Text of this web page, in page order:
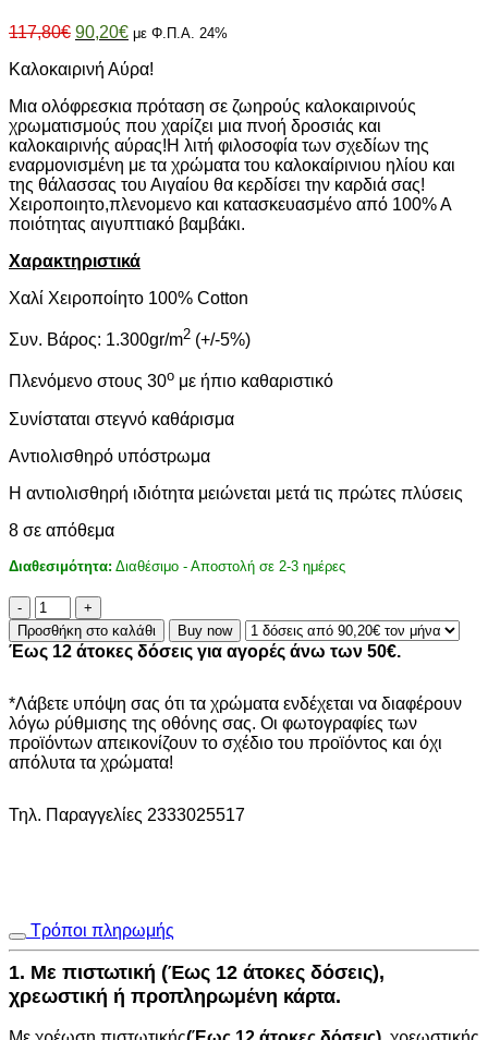
117,80€ Original
was:
90,20€Η
τιμή
90,20€.
με Φ.Π.Α. 24%
Καλοκαιρινή Αύρα!
Μια ολόφρεσκια πρόταση σε ζωηρούς καλοκαιρινούς
χρωματισμούς που χαρίζει μια πνοή δροσιάς και
καλοκαιρινής αύρας!Η λιτή φιλοσοφία των σχεδίων της
εναρμονισμένη με τα χρώματα του καλοκαίρινιου ηλίου και
της θάλασσας του Αιγαίου θα κερδίσει την καρδιά σας!
Χειροποιητο,πλενομενο και κατασκευασμένο από 100% Α
ποιότητας αιγυπτιακό βαμβάκι.
Χαρακτηριστικά
Χαλί Χειροποίητο 100% Cotton
Συν. Βάρος: 1.300gr/m2 (+/-5%)
Πλενόμενο στους 30ο με ήπιο καθαριστικό
Συνίσταται στεγνό καθάρισμα
Αντιολισθηρό υπόστρωμα
Η αντιολισθηρή ιδιότητα μειώνεται μετά τις πρώτες πλύσεις
8 σε απόθεμα
Διαθεσιμότητα: Διαθέσιμο - Αποστολή σε 2-3 ημέρες
ΧΑΛΙ
RIBELLA
ΧΕΙΡΟΠΟΙΗΤΟ
500
-
160X230
ποσότητα
Προσθήκη στο καλάθι Buy now
Έως 12 άτοκες δόσεις για αγορές άνω των 50€.
*Λάβετε υπόψη σας ότι τα χρώματα ενδέχεται να διαφέρουν
λόγω ρύθμισης της οθόνης σας. Οι φωτογραφίες των
προϊόντων απεικονίζουν το σχέδιο του προϊόντος και όχι
απόλυτα τα χρώματα!
Τηλ. Παραγγελίες 2333025517
Τρόποι πληρωμής
1. Με πιστωτική (Έως 12 άτοκες δόσεις),
χρεωστική ή προπληρωμένη κάρτα.